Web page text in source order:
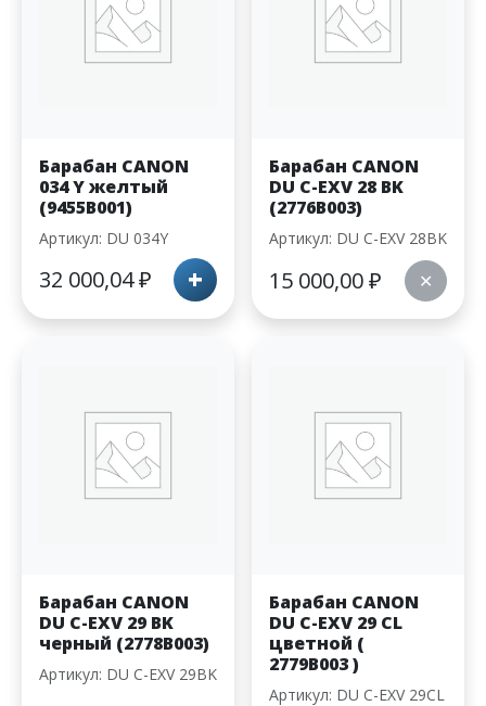
Барабан CANON
034 Y желтый
(9455B001)
Артикул: DU 034Y
32 000,04₽ +
Барабан CANON
DU C-EXV 28 BK
(2776B003)
Артикул: DU C-EXV 28BK
15 000,00₽ ✕
Барабан CANON
DU C-EXV 29 BK
черный (2778B003)
Артикул: DU C-EXV 29BK
Барабан CANON
DU C-EXV 29 CL
цветной (
2779B003 )
Артикул: DU C-EXV 29CL